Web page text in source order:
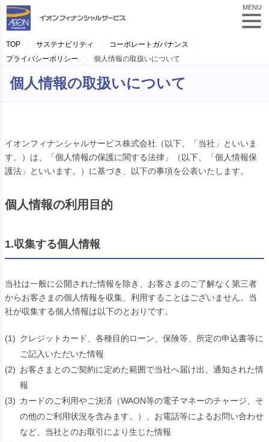
MENU
TOP サステナビリティ
コーポレートガバナンス
プライバシーポリシー
個人情報の取扱いについて
個人情報の取扱いについて
イオンフィナンシャルサービス株式会社（以下、「当社」といいま
す。）は、「個人情報の保護に関する法律」（以下、「個人情報保
護法」といいます。）に基づき、以下の事項を公表いたします。
個人情報の利用目的
1.収集する個人情報
当社は一般に公開された情報を除き、お客さまのご了解なく第三者
からお客さまの個人情報を収集、利用することはございません。当
社が収集する個人情報は以下のとおりです。
(1) クレジットカード、各種目的ローン、保険等、所定の申込書等に
ご記入いただいた情報
(2) お客さまとのご契約に定めた範囲で当社へ届け出、通知された情
報
(3) カードのご利用やご決済（WAON等の電子マネーのチャージ、そ
の他のご利用状況を含みます。）、お電話等によるお問い合わせ
など、当社とのお取引により生じた情報